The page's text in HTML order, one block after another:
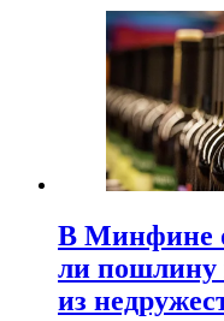
В Минфине
ли пошлину
из